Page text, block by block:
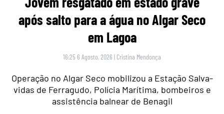
após salto para a água no Algar Seco
em Lagoa
16:25 6 Agosto, 2026 | Cristina Mendonça
Operação no Algar Seco mobilizou a Estação Salva-
vidas de Ferragudo, Polícia Marítima, bombeiros e
assistência balnear de Benagil